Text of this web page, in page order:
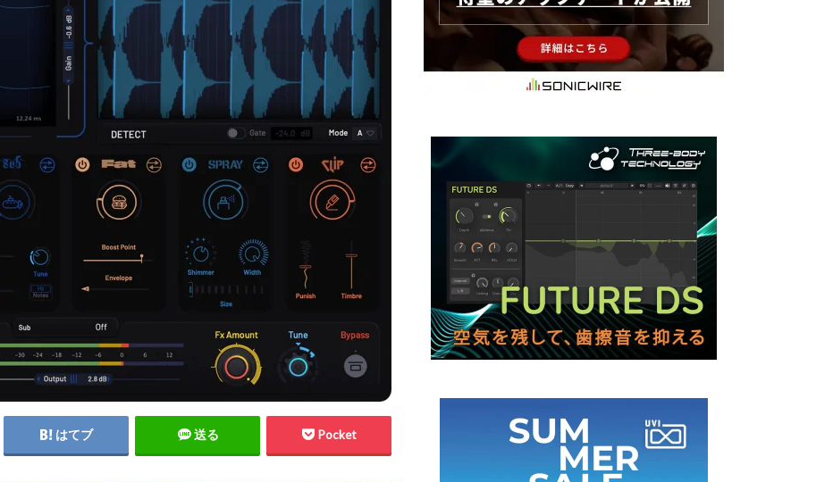
はてブ 送る Pocket